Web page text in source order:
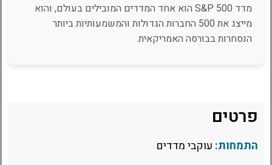
מדד S&P 500 הוא אחד המדדים המובילים בעולם, והוא
מייצג את 500 החברות הגדולות והמשמעותיות ביותר
הנסחרות בבורסה האמריקאית.
פרטים
התמחות: עוקבי מדדים